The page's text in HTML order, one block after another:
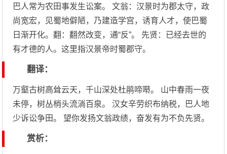
巴人常为农田事发生讼案。 文翁：汉景时为郡太守，政
尚宽宏，见蜀地僻陋，乃建造学宫，诱育人才，使巴蜀
日渐开化。翻：翻然改变，通“反”。 先贤：已经去世的
有才德的人。这里指汉景帝时蜀郡守。
翻译：
万壑古树高耸云天，千山深处杜鹃啼啭。 山中春雨一夜
未停，树丛梢头流淌百泉。 汉女辛劳织布纳税，巴人地
少诉讼争田。 望你发扬文翁政绩，奋发有为不负先贤。
赏析：